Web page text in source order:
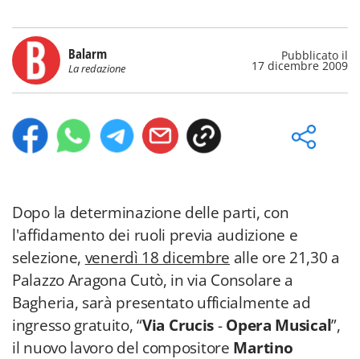
Balarm
La redazione
Pubblicato il
17 dicembre 2009
Dopo la determinazione delle parti, con
l'affidamento dei ruoli previa audizione e
selezione, venerdì 18 dicembre alle ore 21,30 a
Palazzo Aragona Cutò, in via Consolare a
Bagheria, sarà presentato ufficialmente ad
ingresso gratuito, “Via Crucis-Opera Musical”,
il nuovo lavoro del compositore Martino